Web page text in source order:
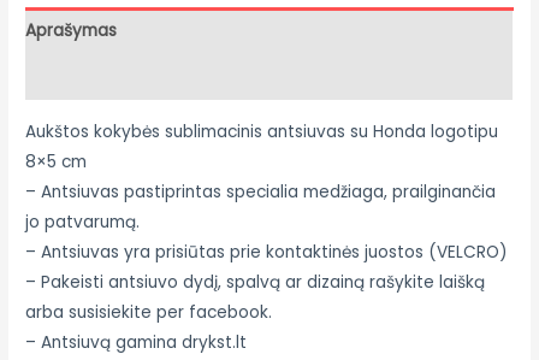
Aprašymas
Aukštos kokybės sublimacinis antsiuvas su Honda logotipu
8×5 cm
– Antsiuvas pastiprintas specialia medžiaga, prailginančia
jo patvarumą.
– Antsiuvas yra prisiūtas prie kontaktinės juostos (VELCRO)
– Pakeisti antsiuvo dydį, spalvą ar dizainą rašykite laišką
arba susisiekite per facebook.
– Antsiuvą gamina drykst.lt